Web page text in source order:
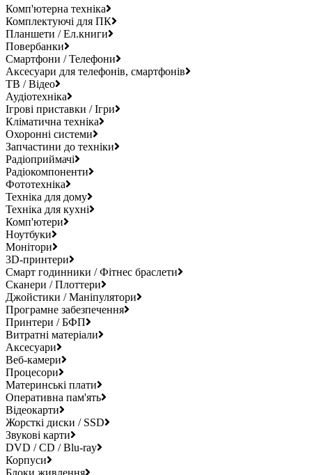
Комп'ютерна техніка
Комплектуючі для ПК
Планшети / Ел.книги
Повербанки
Смартфони / Телефони
Аксесуари для телефонів, смартфонів
ТВ / Відео
Аудіотехніка
Ігрові приставки / Ігри
Кліматична техніка
Охоронні системи
Запчастини до техніки
Радіоприймачі
Радіокомпоненти
Фототехніка
Техніка для дому
Техніка для кухні
Комп'ютери
Ноутбуки
Монітори
3D-принтери
Смарт годинники / Фітнес браслети
Сканери / Плоттери
Джойстики / Маніпулятори
Програмне забезпечення
Принтери / БФП
Витратні матеріали
Аксесуари
Веб-камери
Процесори
Материнські плати
Оперативна пам'ять
Відеокарти
Жорсткі диски / SSD
Звукові карти
DVD / CD / Blu-ray
Корпуси
Блоки живлення